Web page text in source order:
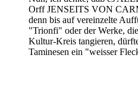
Orff JENSEITS VON
denn bis auf vereinzelte
"Trionfi" oder der Werke,
Kultur-Kreis tangieren,
Taminesen ein "weisser